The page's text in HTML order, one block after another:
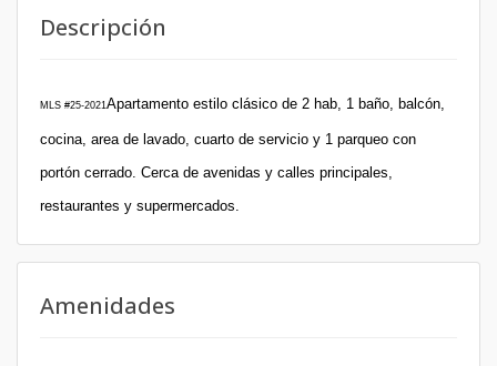
Descripción
MLS #25-2021Apartamento estilo clásico de 2 hab, 1 baño, balcón,
cocina, area de lavado, cuarto de servicio y 1 parqueo con
portón cerrado. Cerca de avenidas y calles principales,
restaurantes y supermercados.
Amenidades